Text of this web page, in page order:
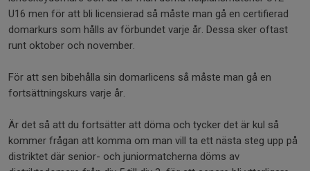
U16 men för att bli licensierad så måste man gå en certifierad
domarkurs som hålls av förbundet varje år. Dessa sker oftast
runt oktober och november.
För att sen bibehålla sin domarlicens så måste man gå en
fortsättningskurs varje år.
Är det så att du fortsätter att döma och tycker det är kul så
kommer frågan att komma om man vill ta ett nästa steg upp på
distriktet där senior- och juniormatcherna döms av